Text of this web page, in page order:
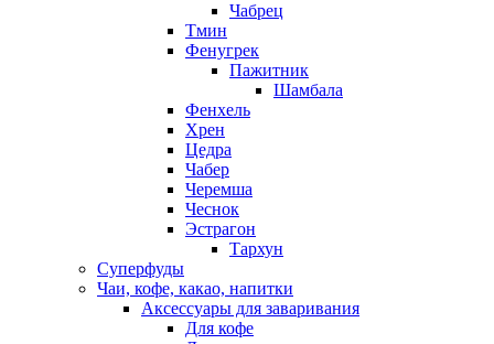
Чабрец
Тмин
Фенугрек
Пажитник
Шамбала
Фенхель
Хрен
Цедра
Чабер
Черемша
Чеснок
Эстрагон
Тархун
Суперфуды
Чаи, кофе, какао, напитки
Аксессуары для заваривания
Для кофе